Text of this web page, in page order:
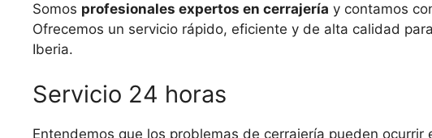
Somos profesionales expertos en cerrajería y contamos
Ofrecemos un servicio rápido, eficiente y de alta calidad
Iberia.
Servicio 24 horas
Entendemos que los problemas de cerrajería pueden